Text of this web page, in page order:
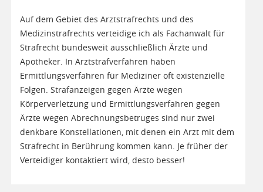
Auf dem Gebiet des Arztstrafrechts und des
Medizinstrafrechts verteidige ich als Fachanwalt für
Strafrecht bundesweit ausschließlich Ärzte und
Apotheker. In Arztstrafverfahren haben
Ermittlungsverfahren für Mediziner oft existenzielle
Folgen. Strafanzeigen gegen Ärzte wegen
Körperverletzung und Ermittlungsverfahren gegen
Ärzte wegen Abrechnungsbetruges sind nur zwei
denkbare Konstellationen, mit denen ein Arzt mit dem
Strafrecht in Berührung kommen kann. Je früher der
Verteidiger kontaktiert wird, desto besser!